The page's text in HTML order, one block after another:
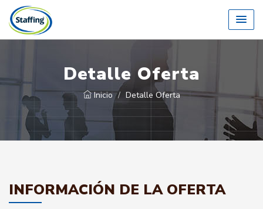
Detalle Oferta
Inicio Detalle Oferta
INFORMACIÓN DE LA OFERTA